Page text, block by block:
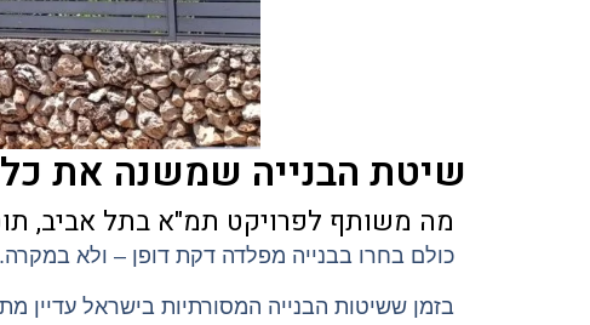
שיטת הבנייה שמשנה את
מה משותף לפרויקט תמ"א בתל אביב,
כולם בחרו בבנייה מפלדה דקת דופן – ולא במקרה.
בזמן ששיטות הבנייה המסורתיות בישראל עדיין